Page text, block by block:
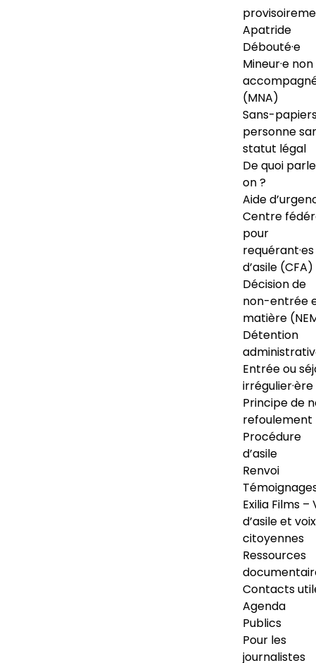
Apatride
Débouté·e
Mineur·e non
(MNA)
Sans-
personne
statut légal
De quoi
on ?
Aide
Centre
pour
requérant·es
d’asile (CFA)
Décision de
non-entrée
matière
Détention
Entrée ou
irrégulier·ère
Principe de
refoulement
Procédure
d’asile
Renvoi
Exilia Films –
d’asile et voix
citoyennes
Ressources
Contacts
Agenda
Publics
Pour les
journalistes